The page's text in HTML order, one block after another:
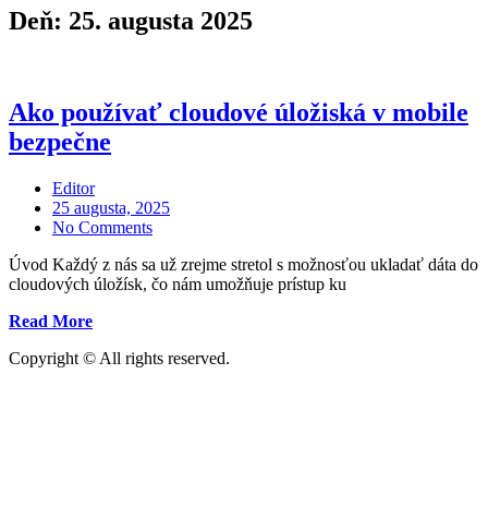
Deň: 25. augusta 2025
Ako používať cloudové úložiská v mobile
bezpečne
Editor
Posted
on
25 augusta, 2025
No Comments
Úvod Každý z nás sa už zrejme stretol s možnosťou ukladať dáta do
cloudových úložísk, čo nám umožňuje prístup ku
Read More„Ako
cloudové
Copyright © All rights reserved.